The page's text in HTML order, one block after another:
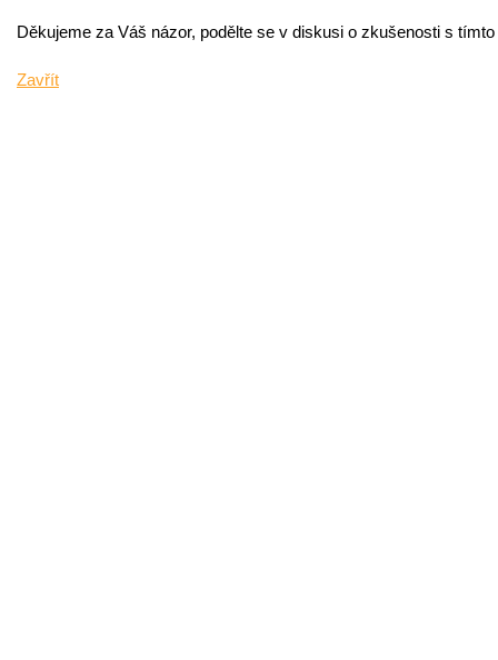
Děkujeme za Váš názor, podělte se v diskusi o zkušenosti s
Zavřít